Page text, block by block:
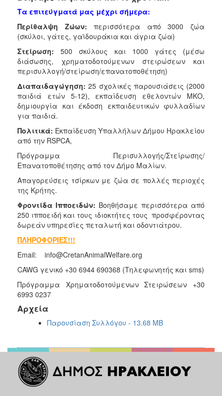
Τα επιτεύγματά μας μέχρι σήμερα:
Περίθαλψη Ζώων:περισσότερα από 3000 ζώα
(σκύλοι, γάτες, γαϊδουράκια και άγρια ζώα)
Στείρωση:500 σκύλους και 1000 γάτες (μέσω
διάσωσης, χρηματοδοτούμενων στειρώσεων και
περισυλλογή/στείρωση/επανατοποθέτηση)
Διαπαιδαγώγηση:25 σχολικές παρουσιάσεις (2000
παιδιά ετών 5-12), εκπαίδευση εθελοντών ΜΚΟ,
δημιουργία και έκδοση εκπαιδευτικών φυλλαδίων
για παιδιά.
Πολιτικά: Εκπαίδευση Υπαλλήλων Δήμου Ηρακλείου
από την RSPCA,
Πρόγραμμα Περισυλλογής/Στείρωσης/
Επανατοποθέτησης από τον Δήμο Μαλίων.
Απαγορεύσεις τσίρκων με ζώα σε πολλές περιοχές
της Κρήτης.
Φροντίδα Ιπποειδών: Βοηθήσαμε περισσότερα από
250 ιπποειδή και τους ιδιοκτήτες τους προσφέροντας
δωρεάν υπηρεσίες πεταλωτή και οδοντιάτρου.
ΠΛΗΡΟΦΟΡΙΕΣ!!!
Email: info@CretanAnimalWelfare.org
CAWG γενικό +30 6944 690368 (Τηλεφωνητής και sms)
Πρόγραμμα Χρηματοδοτούμενων Στειρώσεων +30
6993 0237
Αρχεία
Παρουσίαση Συλλόγου - 13.68 MB